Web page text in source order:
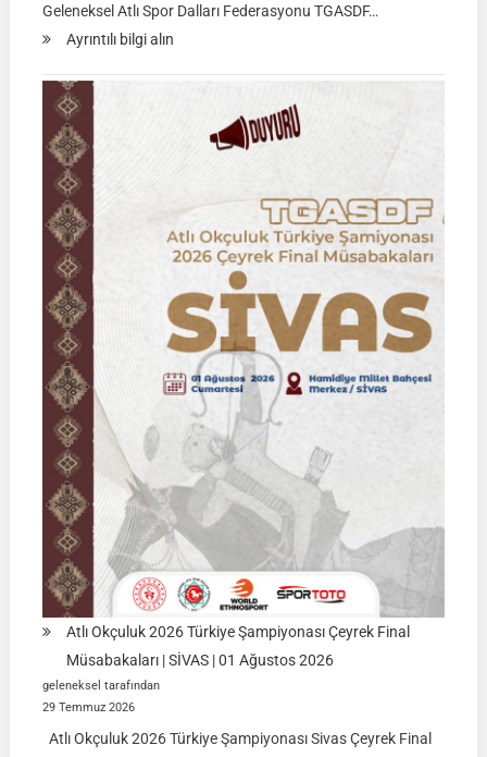
Geleneksel Atlı Spor Dalları Federasyonu TGASDF…
Ayrıntılı bilgi alın:
Federasyon
Müsabakası
02
Ağustos
2026
|
KÜTAHYA
|
İSİM
LİSTELERİ
Atlı Okçuluk 2026 Türkiye Şampiyonası Çeyrek Final
Müsabakaları | SİVAS | 01 Ağustos 2026
geleneksel tarafından
29 Temmuz 2026
Atlı Okçuluk 2026 Türkiye Şampiyonası Sivas Çeyrek Final